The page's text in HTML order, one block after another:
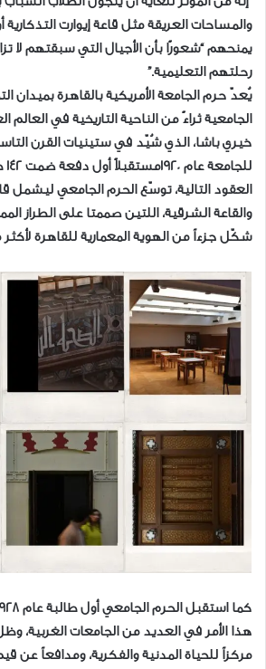
والمساحات العريقة مثل قاعة إيوارت التذكارية
يمنحهم “شعورًا بأن الأجيال التي سبقتهم لا
رحلتهم التعليمية.”
يُعدّ حرم الجامعة الأمريكية بالقاهرة بميدان
الجامعية ثراءً من الناحية التاريخية في
خيري باشا، الذي شُيّد في ستينيات القرن
العقود التالية، توسّع الحرم الجامعي ليشمل
والقاعة الشرقية، اللتين صممتا على الطراز
شكّل جزءاً من الهوية المعمارية للقاهرة
هذا الأمر في العديد من الجامعات الغربية،
مركزاً للحياة المدنية والفكرية، ومدافعاً عن